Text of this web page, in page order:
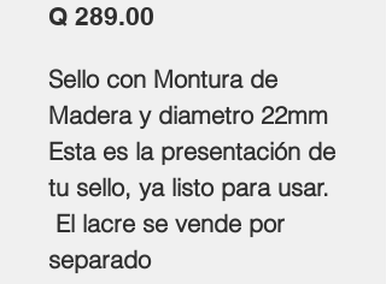
Q 289.00
Sello con Montura de
Madera y diametro 22mm
Esta es la presentación de
tu sello, ya listo para usar.
El lacre se vende por
separado